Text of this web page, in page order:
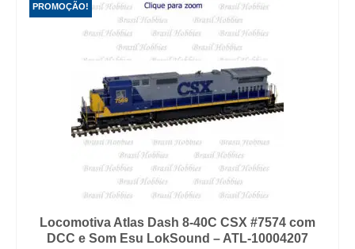
PROMOÇÃO!
Locomotiva Atlas Dash 8-40C CSX #7574 com
DCC e Som Esu LokSound – ATL-10004207